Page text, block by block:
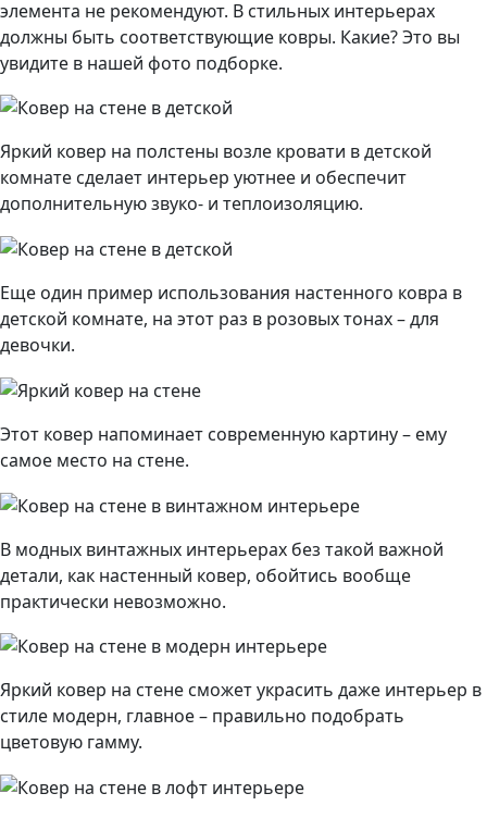
элемента не рекомендуют. В стильных интерьерах
должны быть соответствующие ковры. Какие? Это вы
увидите в нашей фото подборке.
Яркий ковер на полстены возле кровати в детской
комнате сделает интерьер уютнее и обеспечит
дополнительную звуко- и теплоизоляцию.
Еще один пример использования настенного ковра в
детской комнате, на этот раз в розовых тонах – для
девочки.
Этот ковер напоминает современную картину – ему
самое место на стене.
В модных винтажных интерьерах без такой важной
детали, как настенный ковер, обойтись вообще
практически невозможно.
Яркий ковер на стене сможет украсить даже интерьер в
стиле модерн, главное – правильно подобрать
цветовую гамму.